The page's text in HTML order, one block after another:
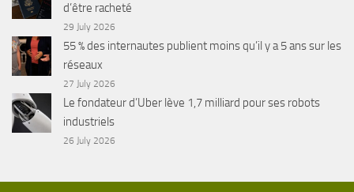
d’être racheté
29 July 2026
55 % des internautes publient moins qu’il y a 5 ans sur les
réseaux
27 July 2026
Le fondateur d’Uber lève 1,7 milliard pour ses robots
industriels
26 July 2026